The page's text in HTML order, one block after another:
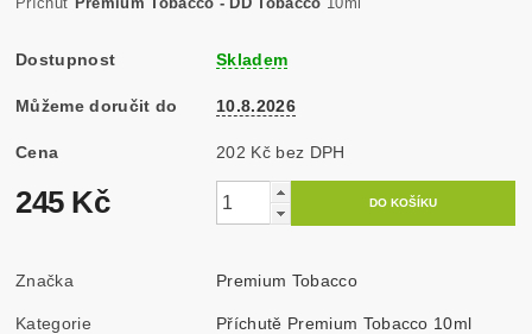
Dostupnost Skladem
Můžeme doručit do 10.8.2026
Cena 202 Kč bez DPH
245 Kč
Značka Premium Tobacco
Kategorie Příchutě Premium Tobacco 10ml